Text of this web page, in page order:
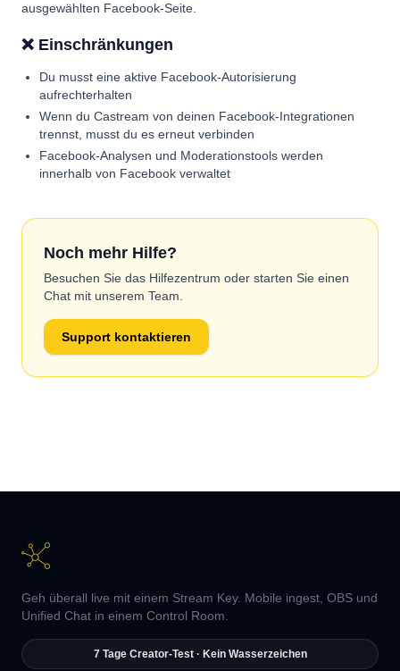
ausgewählten Facebook-Seite.
❌ Einschränkungen
Du musst eine aktive Facebook-Autorisierung
aufrechterhalten
Wenn du Castream von deinen Facebook-Integrationen
trennst, musst du es erneut verbinden
Facebook-Analysen und Moderationstools werden
innerhalb von Facebook verwaltet
Noch mehr Hilfe?
Besuchen Sie das Hilfezentrum oder starten Sie einen
Chat mit unserem Team.
Support kontaktieren
Geh überall live mit einem Stream Key. Mobile ingest, OBS und
Unified Chat in einem Control Room.
7 Tage Creator-Test · Kein Wasserzeichen